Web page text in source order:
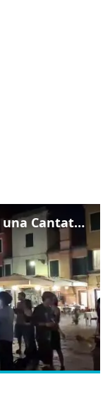
Venezia omaggia Guccini con una Cantata Anarchica in campo Santa Margherita